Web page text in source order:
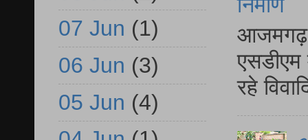
आजमगढ़
एसडीएम
रहे
07 Jun (1)
06 Jun (3)
05 Jun (4)